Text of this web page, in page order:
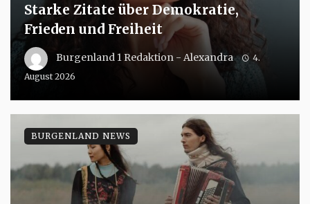
Starke Zitate über Demokratie,
Frieden und Freiheit
Burgenland 1 Redaktion - Alexandra
4.
August 2026
BURGENLAND NEWS